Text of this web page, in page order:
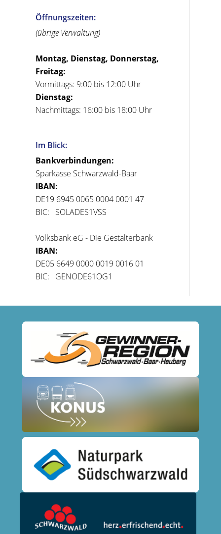
Öffnungszeiten:
(übrige Verwaltung)
Montag, Dienstag, Donnerstag,
Freitag:
Vormittags: 9:00 bis 12:00 Uhr
Dienstag:
Nachmittags: 16:00 bis 18:00 Uhr
Im Blick:
Bankverbindungen:
Sparkasse Schwarzwald-Baar
IBAN:
DE19 6945 0065 0004 0001 47
BIC: SOLADES1VSS
Volksbank eG - Die Gestalterbank
IBAN:
DE05 6649 0000 0019 0016 01
BIC: GENODE61OG1